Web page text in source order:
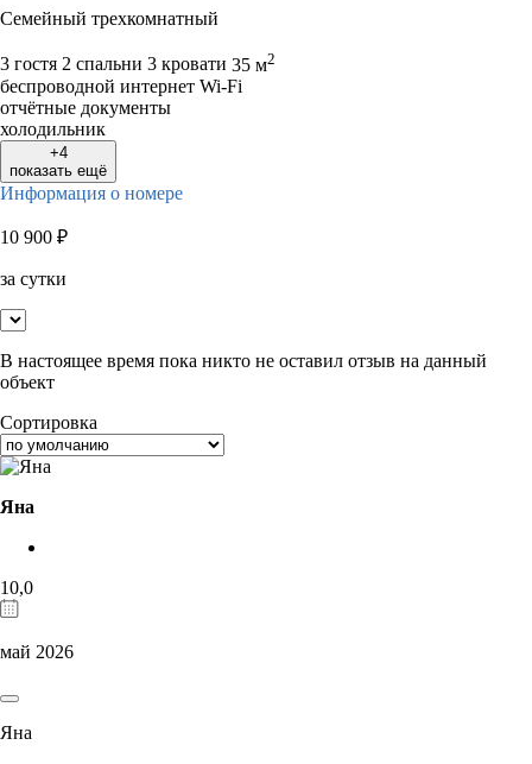
Семейный трехкомнатный
3 гостя 2 спальни 3 кровати 35 м2
беспроводной интернет Wi-Fi
отчётные документы
холодильник
+4
показать ещё
Информация о номере
10 900 ₽
за сутки
В настоящее время пока никто не оставил отзыв на данный
объект
Сортировка
Яна
10,0
май 2026
Яна